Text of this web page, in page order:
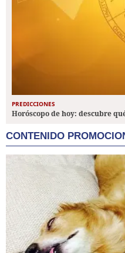
PREDICCIONES
Horóscopo de hoy: descubre
CONTENIDO